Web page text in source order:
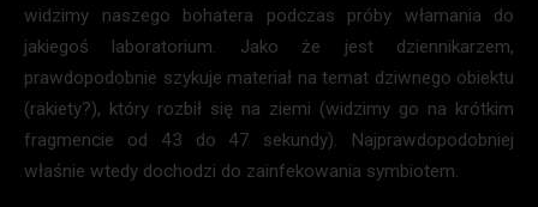
widzimy naszego bohatera podczas próby włamania do
jakiegoś laboratorium. Jako że jest dziennikarzem,
prawdopodobnie szykuje materiał na temat dziwnego obiektu
(rakiety?), który rozbił się na ziemi (widzimy go na krótkim
fragmencie od 43 do 47 sekundy). Najprawdopodobniej
właśnie wtedy dochodzi do zainfekowania symbiotem.